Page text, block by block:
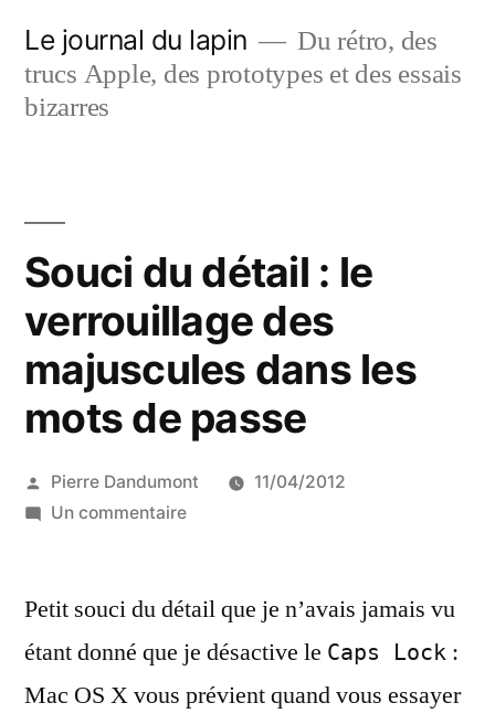
contenu
Le journal du lapin
Du rétro, des
trucs Apple, des prototypes et des essais
bizarres
Souci du détail : le
verrouillage des
majuscules dans les
mots de passe
Publié
par
Pierre Dandumont
11/04/2012
Un commentairesur
détail
le
verrouillage
Petit souci du détail que je n’avais jamais vu
étant donné que je désactive le Caps Lock :
Mac OS X vous prévient quand vous essayer